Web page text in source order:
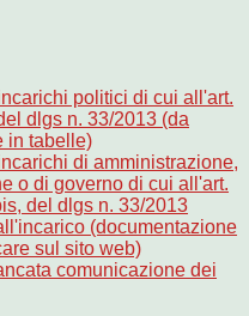
politici di cui all'art.
dlgs n. 33/2013 (da
in tabelle)
di amministrazione,
o di governo di cui all'art.
del dlgs n. 33/2013
(documentazione
sul sito web)
comunicazione dei